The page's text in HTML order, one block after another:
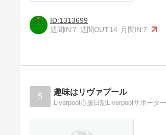
1313699
週間IN:7 週間OUT:14 月間IN:7
5 趣味はリヴァプール
Liverpool応援日記Liverpoolサポータ